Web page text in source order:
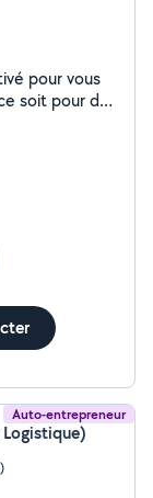
soit pour des
à me
Auto-entrepreneur